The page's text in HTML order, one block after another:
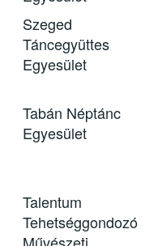
Szeged
Táncegyüttes
Egyesület
Tabán Néptánc
Egyesület
Talentum
Tehetséggondozó